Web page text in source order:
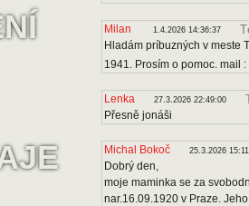
Milan 1.4.2026 14:36:37
Hladám príbuzných v meste
1941. Prosím o pomoc. mail
Lenka 27.3.2026 22:49:00
Přesně jonáši
Michal Bokoč 25.3.2026
Dobrý den,
moje maminka se za
nar.16.09.1920 v Praze.